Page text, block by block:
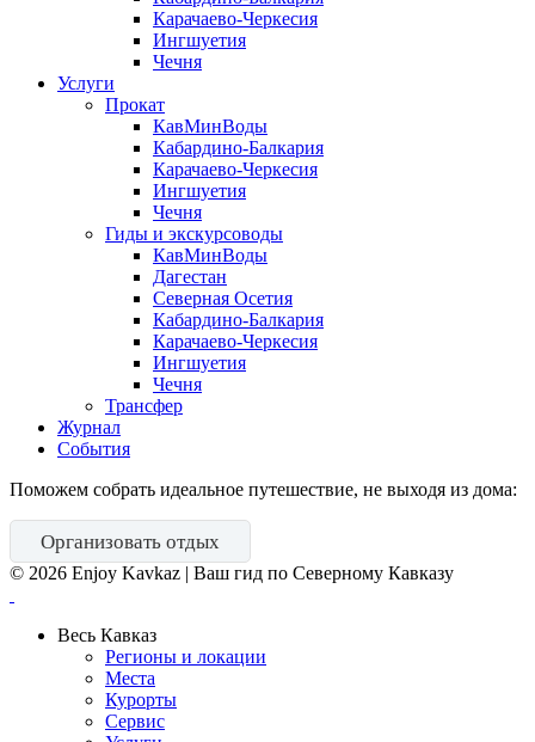
Карачаево-Черкесия
Ингшуетия
Чечня
Услуги
Прокат
КавМинВоды
Кабардино-Балкария
Карачаево-Черкесия
Ингшуетия
Чечня
Гиды и экскурсоводы
КавМинВоды
Дагестан
Северная Осетия
Кабардино-Балкария
Карачаево-Черкесия
Ингшуетия
Чечня
Трансфер
Журнал
События
Поможем собрать идеальное путешествие, не выходя из дома:
Организовать отдых
© 2026 Enjoy Kavkaz | Ваш гид по Северному Кавказу
Весь Кавказ
Регионы и локации
Места
Курорты
Сервис